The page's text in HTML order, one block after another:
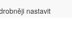
nastavit